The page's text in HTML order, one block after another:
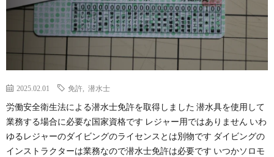
2025.02.01 免許 潜水士
労働安全衛生法による潜水士免許を取得しました 潜水具を使用して
業務する場合に必要な国家資格です レジャー用ではありません いわ
ゆるレジャーのダイビングのライセンスとは別物です ダイビングの
インストラクターは業務なので潜水士免許は必要です いつかソロモ